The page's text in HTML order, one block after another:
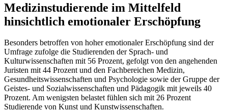
Medizinstudierende im Mittelfeld
hinsichtlich emotionaler Erschöpfung
Besonders betroffen von hoher emotionaler Erschöpfung sind der
Umfrage zufolge die Studierenden der Sprach- und
Kulturwissenschaften mit 56 Prozent, gefolgt von den angehenden
Juristen mit 44 Prozent und den Fachbereichen Medizin,
Gesundheitswissenschaften und Psychologie sowie der Gruppe der
Geistes- und Sozialwissenschaften und Pädagogik mit jeweils 40
Prozent. Am wenigsten belastet fühlen sich mit 26 Pro­zent
Studierende von Kunst und Kunstwissenschaften.